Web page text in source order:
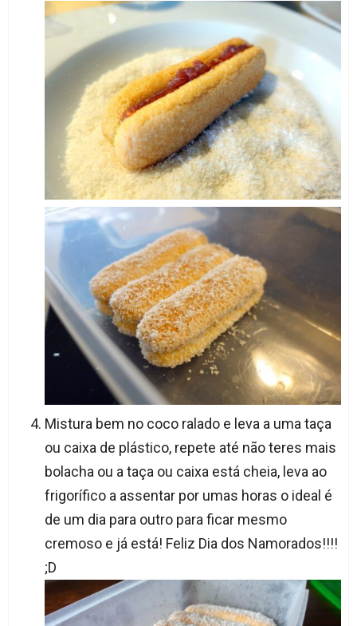
Mistura bem no coco ralado e leva a uma taça
ou caixa de plástico, repete até não teres mais
bolacha ou a taça ou caixa está cheia, leva ao
frigorífico a assentar por umas horas o ideal é
de um dia para outro para ficar mesmo
cremoso e já está! Feliz Dia dos Namorados!!!!
;D